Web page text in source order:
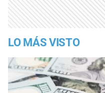
LO MÁS VISTO